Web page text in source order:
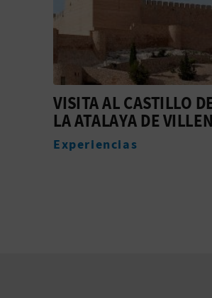
CASCO ANTIGUO
Monumentos